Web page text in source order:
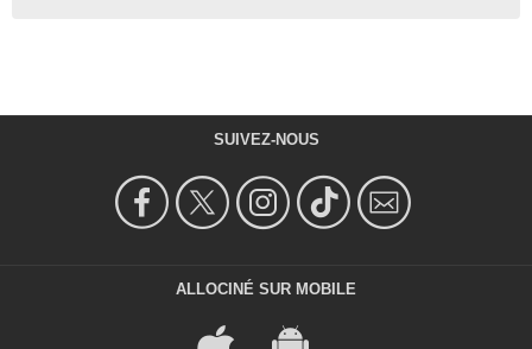
SUIVEZ-NOUS
ALLOCINÉ SUR MOBILE